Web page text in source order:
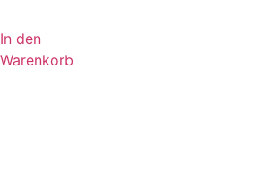
In den
Warenkorb